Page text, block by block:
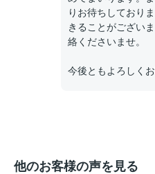
りお待ちしており
きることがござい
絡くださいませ。
今後ともよろしく
他のお客様の声を見る